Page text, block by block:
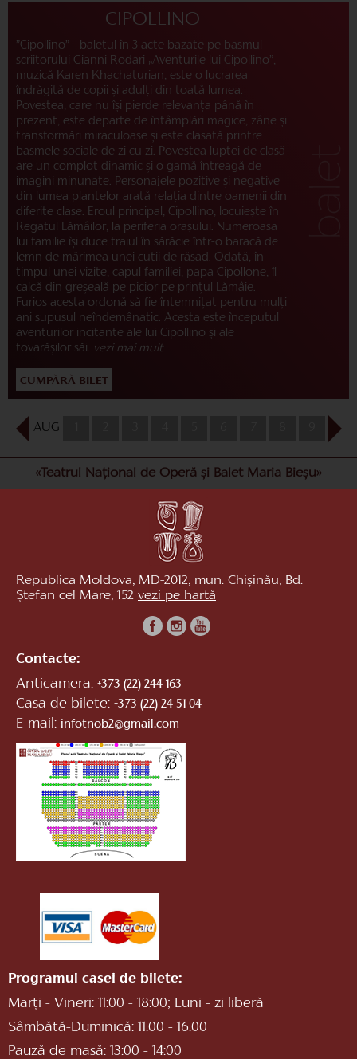
CIPOLLINO
”Cipollino” - baletul în 3 acte bazate pe basmul
scriitorului Gianni Rodari „Aventurile lui Cipollino”,
muzică Karen Khachaturian, este o lucrarea
îndrăgită de copii și adulți din toată lumea.
Povestea, care nu își pierde relevanța până în
prezent, este departe de întâmplări magice, zâne și
transformări miraculoase și este clasată printre
basmele sociale de zi cu zi. Povestea luptei de clasă
are un complot dinamic și o gamă întreagă de
imagini minunate. Personajele pozitive și negative
din lumea plantelor arată relația dintre oamenii din
diferite clase. Eroul principal, Cipollino, locuiește în
Regatul Lămâilor, la periferia orașului. Numeroasa
lui familie își duce traiul în sărăcie într-o baracă de
lemn de mărimea unei cutii de răsad. Odată, în
timpul unei vizite, capul familiei, papa Cipollone, îl
calcă din greșeală pe picior pe prințul Lămâie.
Furios acesta ordonă să fie întemnițat pentru mulți
ani supusul neîndemânatic. Acesta este începutul
aventurilor incitante ale lui Cipollino și ale
tovarășilor săi. vezi mai mult
CUMPĂRĂ BILET
AUG 10
«Teatrul Național de Operă și Balet Maria Bieșu»
Republica Moldova, MD-2012, mun. Chișinău, Bd.
Ștefan cel Mare, 152 vezi pe hartă
Contacte:
Anticamera: +373 (22) 244 163
Casa de bilete: +373 (22) 24 51 04
E-mail: infotnob2@gmail.com
Programul casei de bilete:
Marți - Vineri: 11:00 - 18:00; Luni - zi liberă
Sâmbătă-Duminică: 11.00 - 16.00
Pauză de masă: 13:00 - 14:00